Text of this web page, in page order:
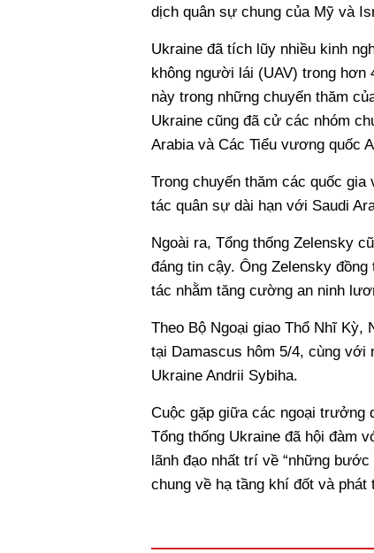
dịch quân sự chung của Mỹ và
Ukraine đã tích lũy nhiều kinh
không người lái (UAV) trong hơn
này trong những chuyến thăm
Ukraine cũng đã cử các nhóm
Arabia và Các Tiểu vương quốc
Trong chuyến thăm các quốc
tác quân sự dài hạn với Saudi
Ngoài ra, Tổng thống Zelensky
đáng tin cậy. Ông Zelensky
tác nhằm tăng cường an ninh
Theo Bộ Ngoại giao Thổ Nhĩ Kỳ,
tại Damascus hôm 5/4, cùng với
Ukraine Andrii Sybiha.
Cuộc gặp giữa các ngoại trưởng
Tổng thống Ukraine đã hội đàm
lãnh đạo nhất trí về “những
chung về hạ tầng khí đốt và phát